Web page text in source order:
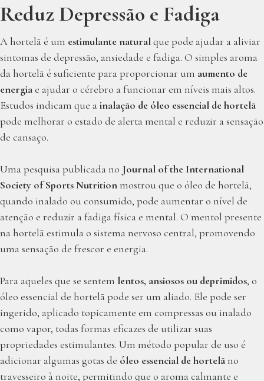
Reduz Depressão e Fadiga
A hortelã é um estimulante naturalque pode ajudar a aliviar
sintomas de depressão, ansiedade e fadiga. O simples aroma
da hortelã é suficiente para proporcionar um aumento de
energiae ajudar o cérebro a funcionar em níveis mais altos.
Estudos indicam que ainalação de óleo essencial de hortelã
pode melhorar o estado de alerta mental e reduzir a sensação
de cansaço.
Uma pesquisa publicada no Journal of the International
Society of Sports Nutritionmostrou que o óleo de hortelã,
quando inalado ou consumido, pode aumentar o nível de
atenção e reduzir a fadiga física e mental. O mentol presente
na hortelã estimula o sistema nervoso central, promovendo
uma sensação de frescor e energia.
Para aqueles que se sentem lentos, ansiosos ou deprimidos, o
óleo essencial de hortelã pode ser um aliado. Ele pode ser
ingerido, aplicado topicamente em compressas ou inalado
como vapor, todas formas eficazes de utilizar suas
propriedades estimulantes. Um método popular de uso é
adicionar algumas gotas de óleo essencial de hortelãno
travesseiro à noite, permitindo que o aroma calmante e